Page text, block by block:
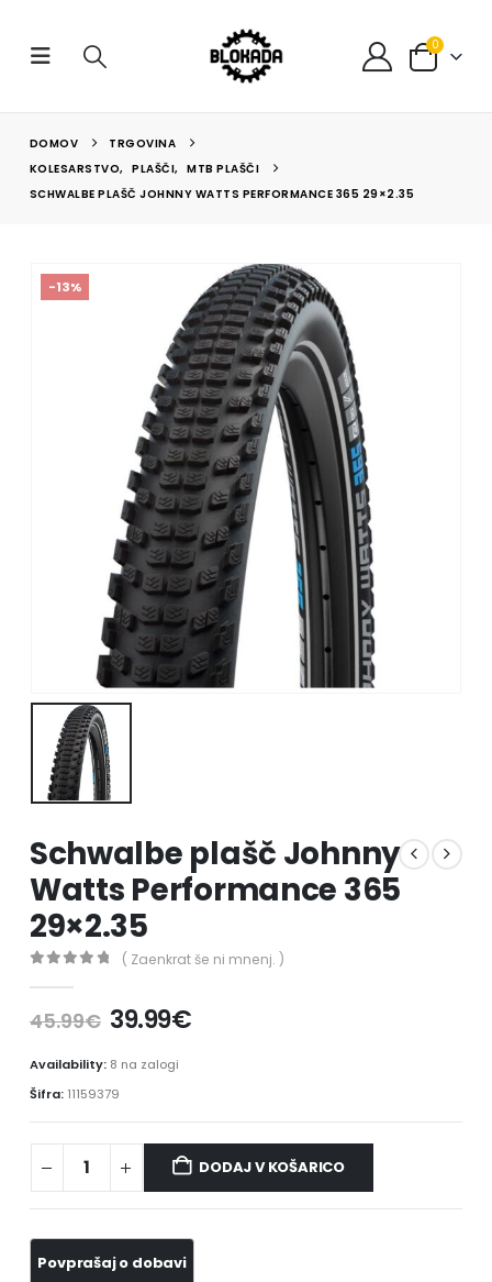
0
DOMOV
TRGOVINA
KOLESARSTVO, PLAŠČI,
MTB PLAŠČI
SCHWALBE PLAŠČ JOHNNY WATTS PERFORMANCE 365 29×2.35
-13%
Schwalbe plašč Johnny
Watts Performance 365
29×2.35
( Zaenkrat še ni mnenj. )
45.99€ 39.99€
Availability: 8 na zalogi
Šifra: 11159379
DODAJ V KOŠARICO